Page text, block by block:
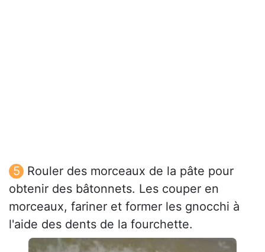
Rouler des morceaux de la pâte pour
obtenir des bâtonnets. Les couper en
morceaux, fariner et former les gnocchi à
l'aide des dents de la fourchette.